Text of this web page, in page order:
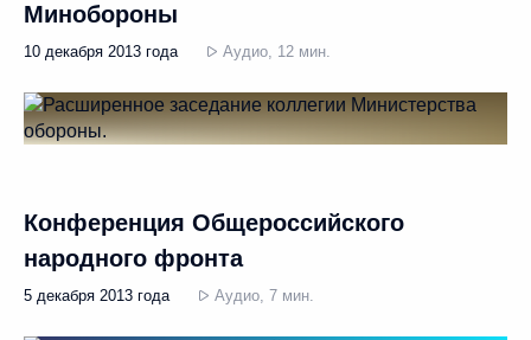
Минобороны
10 декабря 2013 года Аудио, 12 мин.
Конференция Общероссийского
народного фронта
5 декабря 2013 года Аудио, 7 мин.